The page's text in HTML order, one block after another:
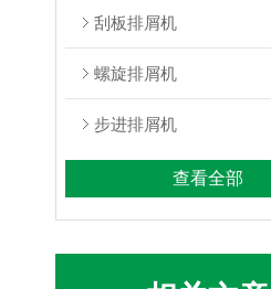
刮板排屑机
螺旋排屑机
步进排屑机
查看全部